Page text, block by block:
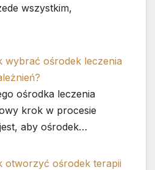
wszystkim,
wybrać ośrodek leczenia
ośrodka leczenia
krok w procesie
aby ośrodek…
otworzyć ośrodek terapii